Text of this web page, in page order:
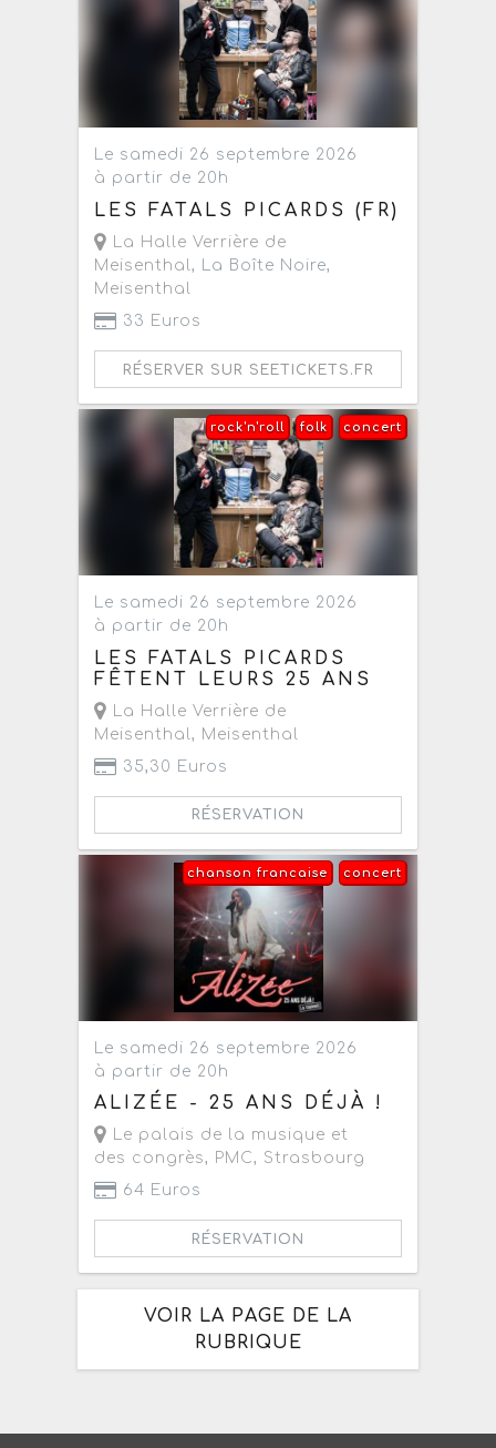
Le samedi 26 septembre 2026
à partir de 20h
LES FATALS PICARDS (FR)
La Halle Verrière de
Meisenthal, La Boîte Noire,
Meisenthal
33 Euros
RÉSERVER SUR SEETICKETS.FR
concert
folk
rock'n'roll
Le samedi 26 septembre 2026
à partir de 20h
LES FATALS PICARDS
FÊTENT LEURS 25 ANS
La Halle Verrière de
Meisenthal , Meisenthal
35,30 Euros
RÉSERVATION
concert
chanson francaise
Le samedi 26 septembre 2026
à partir de 20h
ALIZÉE - 25 ANS DÉJÀ !
Le palais de la musique et
des congrès, PMC, Strasbourg
64 Euros
RÉSERVATION
VOIR LA PAGE DE LA
RUBRIQUE